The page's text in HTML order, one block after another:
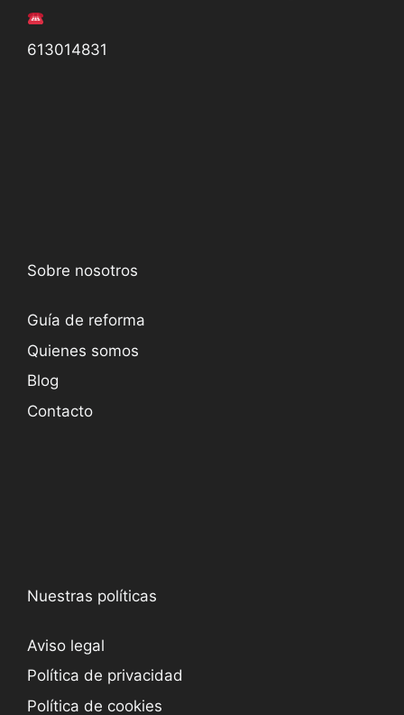
613014831
Sobre nosotros
Guía de reforma
Quienes somos
Blog
Contacto
Nuestras políticas
Aviso legal
Política de privacidad
Política de cookies